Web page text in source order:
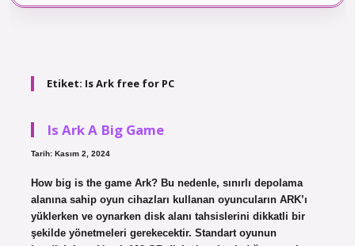
Etiket: Is Ark free for PC
Is Ark A Big Game
Tarih: Kasım 2, 2024
How big is the game Ark? Bu nedenle, sınırlı depolama
alanına sahip oyun cihazları kullanan oyuncuların ARK’ı
yüklerken ve oynarken disk alanı tahsislerini dikkatli bir
şekilde yönetmeleri gerekecektir. Standart oyunun